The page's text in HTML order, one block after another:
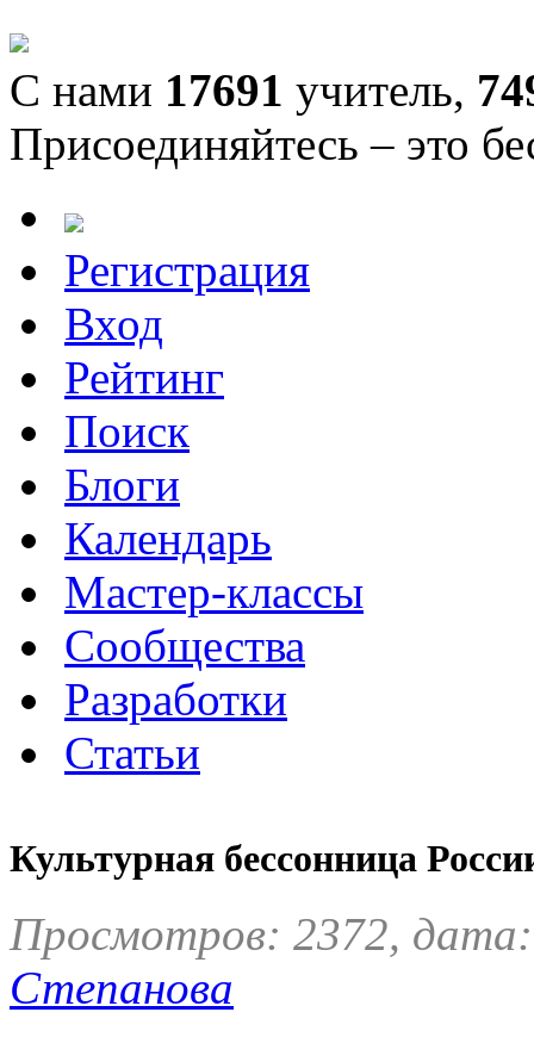
С нами 17691 учитель,
Присоединяйтесь – это
Регистрация
Вход
Рейтинг
Поиск
Блоги
Календарь
Мастер-классы
Сообщества
Разработки
Статьи
Культурная бессонница
Просмотров: 2372,
Степанова